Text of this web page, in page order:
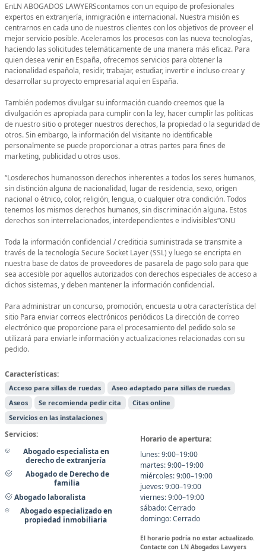
EnLN ABOGADOS LAWYERScontamos con un equipo de profesionales
expertos en extranjería, inmigración e internacional. Nuestra misión es
centrarnos en cada uno de nuestros clientes con los objetivos de proveer el
mejor servicio posible. Aceleramos los procesos con las nueva tecnologías,
haciendo las solicitudes telemáticamente de una manera más eficaz. Para
quien desea venir en España, ofrecemos servicios para obtener la
nacionalidad española, residir, trabajar, estudiar, invertir e incluso crear y
desarrollar su proyecto empresarial aquí en España.
También podemos divulgar su información cuando creemos que la
divulgación es apropiada para cumplir con la ley, hacer cumplir las políticas
de nuestro sitio o proteger nuestros derechos, la propiedad o la seguridad de
otros. Sin embargo, la información del visitante no identificable
personalmente se puede proporcionar a otras partes para fines de
marketing, publicidad u otros usos.
“Losderechos humanosson derechos inherentes a todos los seres humanos,
sin distinción alguna de nacionalidad, lugar de residencia, sexo, origen
nacional o étnico, color, religión, lengua, o cualquier otra condición. Todos
tenemos los mismos derechos humanos, sin discriminación alguna. Estos
derechos son interrelacionados, interdependientes e indivisibles”ONU
Toda la información confidencial / crediticia suministrada se transmite a
través de la tecnología Secure Socket Layer (SSL) y luego se encripta en
nuestra base de datos de proveedores de pasarela de pago solo para que
sea accesible por aquellos autorizados con derechos especiales de acceso a
dichos sistemas, y deben mantener la información confidencial.
Para administrar un concurso, promoción, encuesta u otra característica del
sitio Para enviar correos electrónicos periódicos La dirección de correo
electrónico que proporcione para el procesamiento del pedido solo se
utilizará para enviarle información y actualizaciones relacionadas con su
pedido.
Características:
Acceso para sillas de ruedas
Aseo adaptado para sillas de ruedas
Aseos
Se recomienda pedir cita
Citas online
Servicios en las instalaciones
Servicios:
Abogado especialista en
derecho de extranjería
Abogado de Derecho de
familia
Abogado laboralista
Abogado especializado en
propiedad inmobiliaria
Horario de apertura:
lunes: 9:00–19:00
martes: 9:00–19:00
miércoles: 9:00–19:00
jueves: 9:00–19:00
viernes: 9:00–19:00
sábado: Cerrado
domingo: Cerrado
El horario podría no estar actualizado.
Contacte con LN Abogados Lawyers